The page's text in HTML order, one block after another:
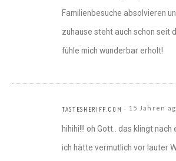
Familienbesuche absolvieren
zuhause steht auch schon seit
fühle mich wunderbar erholt!
TASTESHERIFF.COM 15 Jahren
hihihi!!! oh Gott.. das klingt nach
ich hätte vermutlich vor lauter